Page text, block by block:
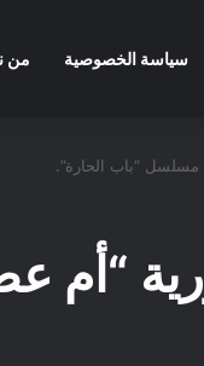
سياسة الخصوصية من
مسلسل “باب الحارة”.